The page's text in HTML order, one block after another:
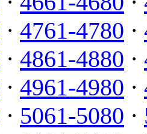
· 4761-4780 ·
· 4861-4880 ·
· 4961-4980 ·
· 5061-5080 ·